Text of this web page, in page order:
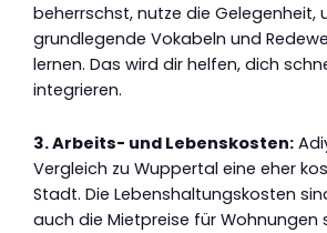
beherrschst, nutze die Gelegenheit,
grundlegende Vokabeln und
lernen. Das wird dir helfen, dich
integrieren.
3. Arbeits- und Lebenskosten:
Vergleich zu Wuppertal eine eher
Stadt. Die Lebenshaltungskosten
auch die Mietpreise für Wohnungen